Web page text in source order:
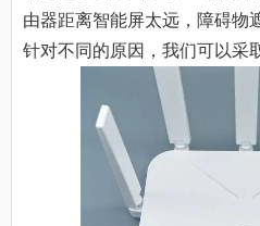
由器距离智能屏太远，障碍物
针对不同的原因，我们可以采